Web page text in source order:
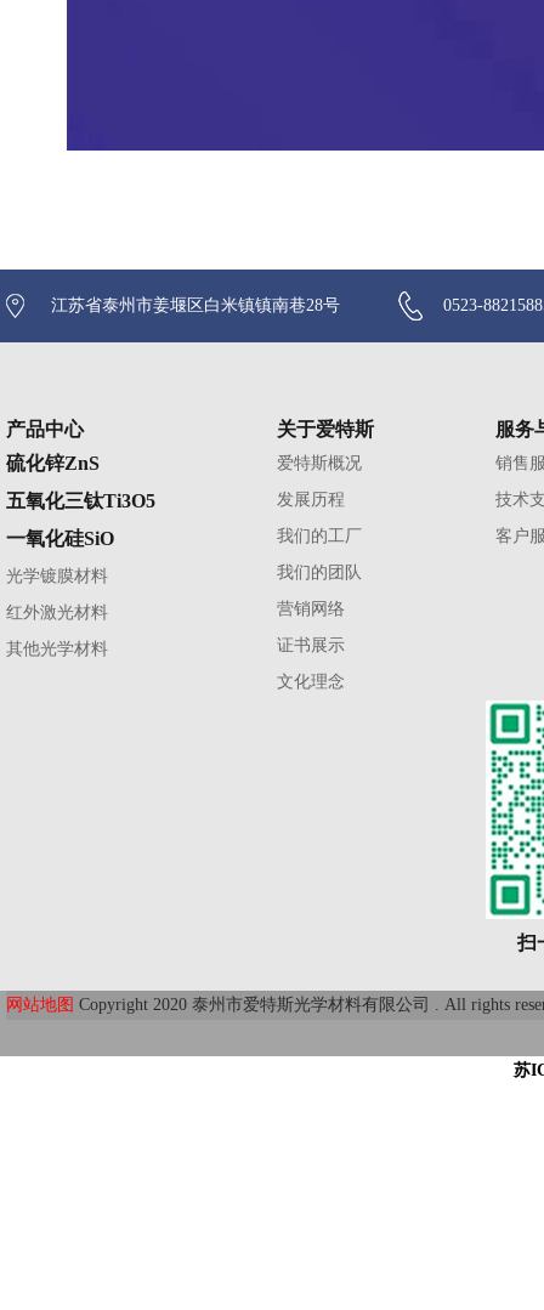
江苏省泰州市姜堰区白米镇镇南巷28号 0523-
产品中心
硫化锌ZnS
五氧化三钛Ti3O5
一氧化硅SiO
光学镀膜材料
红外激光材料
其他光学材料
关于爱特斯
爱特斯概况
发展历程
我们的工厂
我们的团队
营销网络
证书展示
文化理念
服务
销售
技术
客户
扫
网站地图 Copyright 2020 泰州市爱特斯光学材料有限公司 . All rights
苏